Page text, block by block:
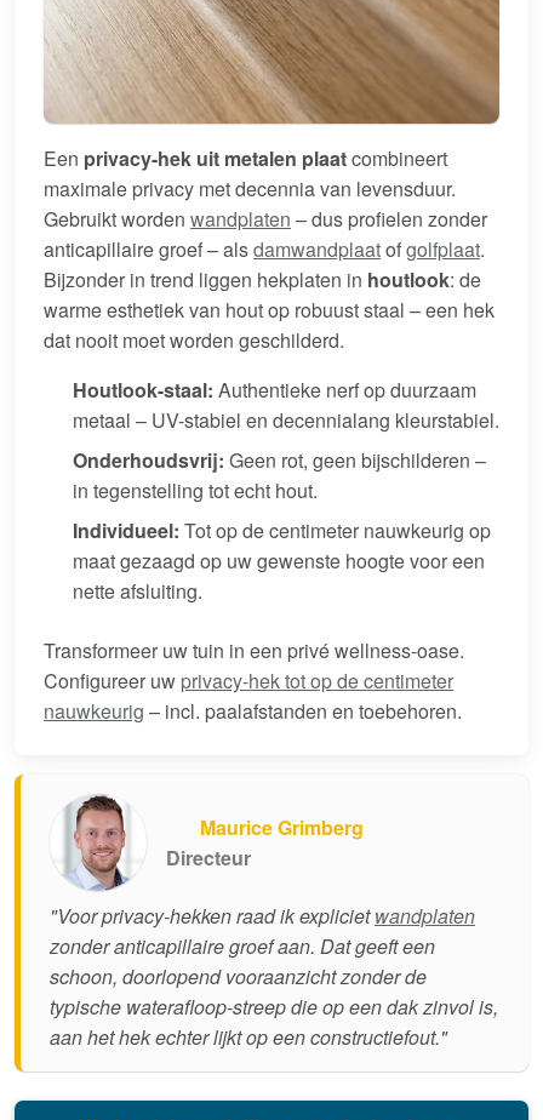
Een privacy-hek uit metalen plaatcombineert
maximale privacy met decennia van levensduur.
Gebruikt worden wandplaten – dus profielen zonder
anticapillaire groef – alsdamwandplaatofgolfplaat.
Bijzonder in trend liggen hekplaten in houtlook: de
warme esthetiek van hout op robuust staal – een hek
dat nooit moet worden geschilderd.
Houtlook-staal: Authentieke nerf op duurzaam
metaal – UV-stabiel en decennialang kleurstabiel.
Onderhoudsvrij: Geen rot, geen bijschilderen –
in tegenstelling tot echt hout.
Individueel: Tot op de centimeter nauwkeurig op
maat gezaagd op uw gewenste hoogte voor een
nette afsluiting.
Transformeer uw tuin in een privé wellness-oase.
Configureer uw privacy-hek tot op de centimeter
nauwkeurig – incl. paalafstanden en toebehoren.
Maurice Grimberg
Directeur
"Voor privacy-hekken raad ik explicietwandplaten
zonder anticapillaire groef aan. Dat geeft een
schoon, doorlopend vooraanzicht zonder de
typische waterafloop-streep die op een dak zinvol is,
aan het hek echter lijkt op een constructiefout."